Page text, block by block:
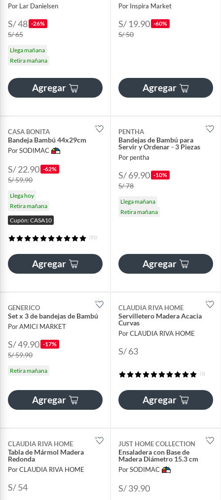
Por Lar Danielsen
S/ 48 -26%
S/ 65
Llega mañana
Retira mañana
Agregar
Por Inspira Market
S/ 19.90 -60%
S/ 50
Agregar
CASA BONITA
Bandeja Bambú 44x29cm
Por SODIMAC
S/ 22.90 -62%
S/ 59.90
Llega hoy
Retira mañana
Cupón: CASA10
(51)
Agregar
PENTHA
Bandejas de Bambú para
Servir y Ordenar - 3 Piezas
Por pentha
S/ 69.90 -10%
S/ 78
Llega mañana
Retira mañana
Agregar
GENERICO
Set x 3 de bandejas de Bambú
Por AMICI MARKET
S/ 49.90 -17%
S/ 59.90
Retira mañana
Agregar
CLAUDIA RIVA HOME
Servilletero Madera Acacia
Curvas
Por CLAUDIA RIVA HOME
S/ 63
(1)
Agregar
CLAUDIA RIVA HOME
Tabla de Mármol Madera
Redonda
Por CLAUDIA RIVA HOME
S/ 54
JUST HOME COLLECTION
Ensaladera con Base de
Madera Diámetro 15.3 cm
Por SODIMAC
S/ 39.90